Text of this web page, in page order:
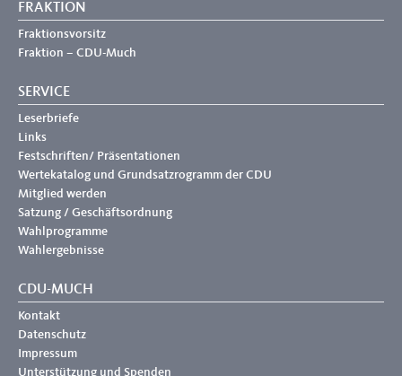
FRAKTION
Fraktionsvorsitz
Fraktion – CDU-Much
SERVICE
Leserbriefe
Links
Festschriften/ Präsentationen
Wertekatalog und Grundsatzrogramm der CDU
Mitglied werden
Satzung / Geschäftsordnung
Wahlprogramme
Wahlergebnisse
CDU-MUCH
Kontakt
Datenschutz
Impressum
Unterstützung und Spenden